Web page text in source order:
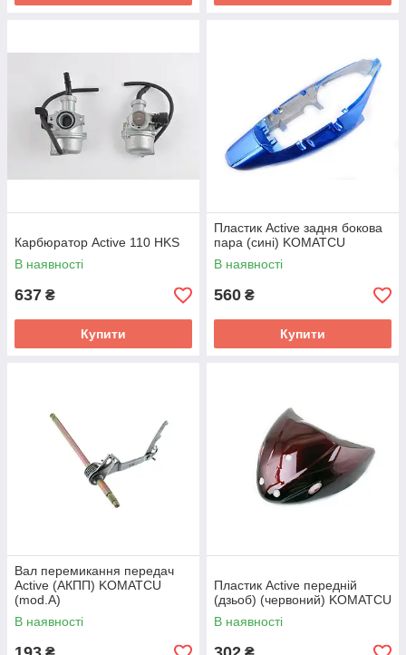
Карбюратор Active 110 HKS
В наявності
637 ₴
Купити
Пластик Active задня бокова
пара (сині) KOMATCU
В наявності
560 ₴
Купити
Вал перемикання передач
Active (АКПП) KOMATCU
(mod.A)
В наявності
Пластик Active передній
(дзьоб) (червоний) KOMATCU
В наявності